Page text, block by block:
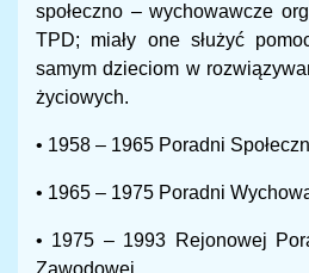
społeczno – wychowawcze
TPD; miały one służyć
samym dzieciom w
życiowych.
• 1958 – 1965 Poradni
• 1965 – 1975 Poradni
• 1975 – 1993 Rejonowej